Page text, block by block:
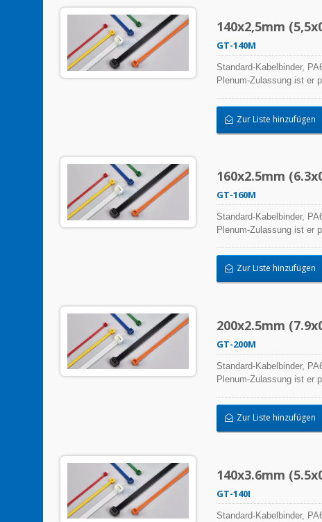
140x2,5mm
GT-140M
Standard-Kabelbinder,
Plenum-Zulassung ist er
ermöglichen eine breite
Zur Liste hinzufügen
160x2.5mm
GT-160M
Standard-Kabelbinder,
Plenum-Zulassung ist er
ermöglichen eine breite
Zur Liste hinzufügen
200x2.5mm
GT-200M
Standard-Kabelbinder,
Plenum-Zulassung ist er
ermöglichen eine breite
Zur Liste hinzufügen
140x3.6mm
GT-140I
Standard-Kabelbinder,